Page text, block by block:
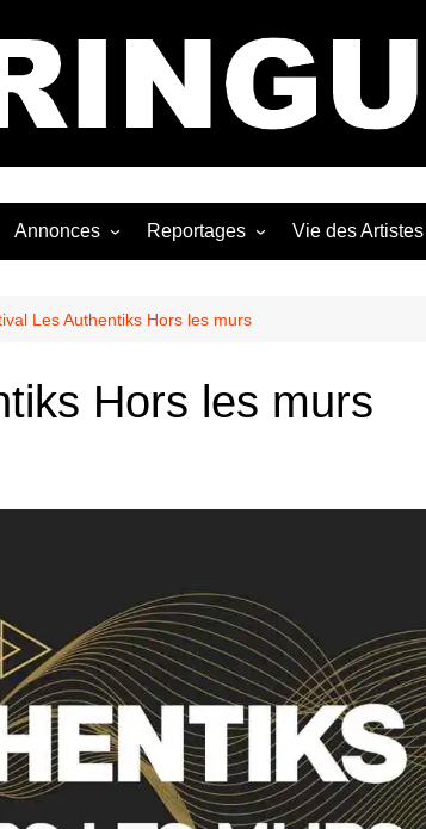
Annonces
Les Concerts
Reportages
Photographies
Vie des Artistes
Les Authentiks Hors les murs
Hors les murs